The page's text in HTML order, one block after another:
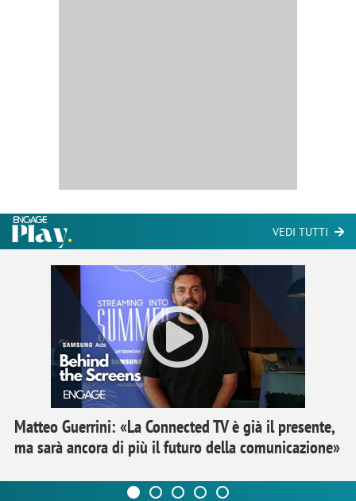
VEDI TUTTI
Matteo Guerrini: «La Connected TV è già il presente,
ma sarà ancora di più il futuro della comunicazione»